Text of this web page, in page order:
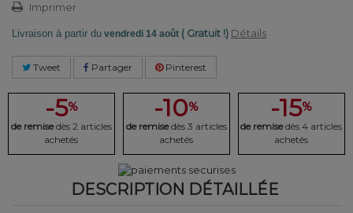
Imprimer
Livraison à partir du vendredi 14 août ( Gratuit !) Détails
Tweet Partager Pinterest
-5%
de remise dès 2 articles
achetés
-10%
de remise dès 3 articles
achetés
-15%
de remise dès 4 articles
achetés
DESCRIPTION DÉTAILLÉE